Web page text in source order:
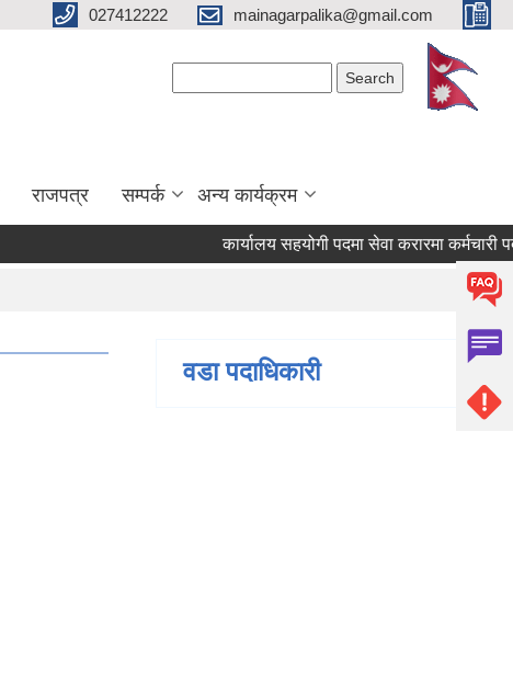
027412222 mainagarpalika@gmail.com
राजपत्र सम्पर्क अन्य कार्यक्रम
कार्यालय सहयोगी पदमा सेवा करारमा कर्मचारी
वडा पदाधिकारी